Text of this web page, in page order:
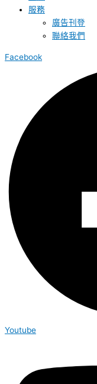
服務
廣告刊登
聯絡我們
Facebook
Youtube